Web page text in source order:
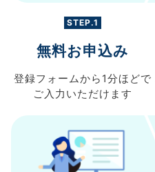
STEP.1
無料お申込み
登録フォームから 1分ほどで
ご入力 いただけます